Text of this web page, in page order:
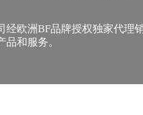
欧洲BF品牌授权独家代理
品和服务。